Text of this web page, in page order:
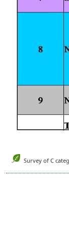
Survey of C